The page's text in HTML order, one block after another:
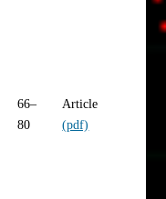
66–
80
Article
(pdf)